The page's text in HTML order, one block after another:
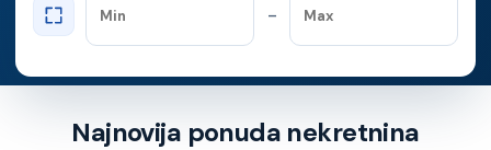
–
Najnovija ponuda nekretnina